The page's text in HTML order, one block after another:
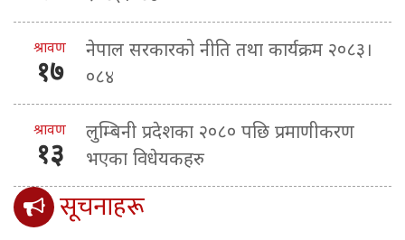
श्रावण
१७
नेपाल सरकारको नीति तथा कार्यक्रम २०८३।
०८४
श्रावण
१३
लुम्बिनी प्रदेशका २०८० पछि प्रमाणीकरण
भएका विधेयकहरु
सूचनाहरू